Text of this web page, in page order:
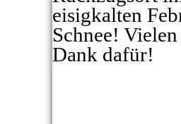
eisigkalten
Schnee!
Dank dafür!